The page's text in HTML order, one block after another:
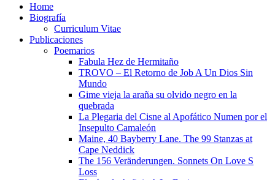
Home
Biografía
Curriculum Vitae​
Publicaciones
Poemarios
Fabula Hez de Hermitaño
TROVO – El Retorno de Job A Un Dios Sin
Mundo
Gime vieja la araña su olvido negro en la
quebrada
La Plegaria del Cisne al Apofático Numen por el
Insepulto Camaleón
Maine, 40 Bayberry Lane. The 99 Stanzas at
Cape Neddick
The 156 Veränderungen. Sonnets On Love S
Loss